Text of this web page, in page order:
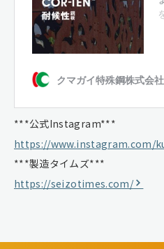
***公式Instagram***
https://www.instagram.com/
***製造タイムズ***
https://seizotimes.com/